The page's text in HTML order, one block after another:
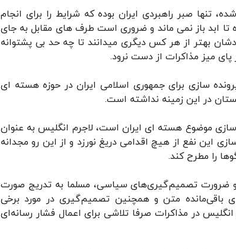
تنها صبر راهبردی ایران بوده که شرایط را برای انجام
ابد باز نمی ماند و ضروری است طرف های مقابل به جای
بهتر از هر کس دیگری میدانند تا چه حد بی پشتوانه
میز مذاکرات از دست نرود.
سازی برای جمهوری اسلامی ایران در حوزه هسته ای
در این زمینه نداشته است.
موضوع هسته ای ایران است، لاجرم انگلیس به عنوان
این نفع از هیچ اقدامی دریغ نورزد و از این رو مجدانه
را مطرح کند.
ضرورت تصمیم‌گیری‌های سیاسی، مسلما به تدریج صورت
باقی‌مانده متن و همچنین تصمیم‌گیری در مورد برخی
در مذاکرات صرفا تلاشی برای اعمال فشار رسانه‌ای